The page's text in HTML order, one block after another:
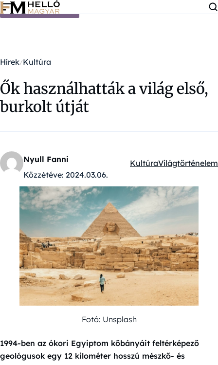
Ugrás a tartalomra
Hírek Kultúra
Ők használhatták a világ első,
burkolt útját
Nyull Fanni
Közzétéve: 2024.03.06.
Kategóriák:
KultúraVilágtörténelem
Fotó: Unsplash
1994-ben az ókori Egyiptom kőbányáit feltérképező
geológusok egy 12 kilométer hosszú mészkő- és